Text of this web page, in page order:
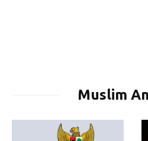
Muslim